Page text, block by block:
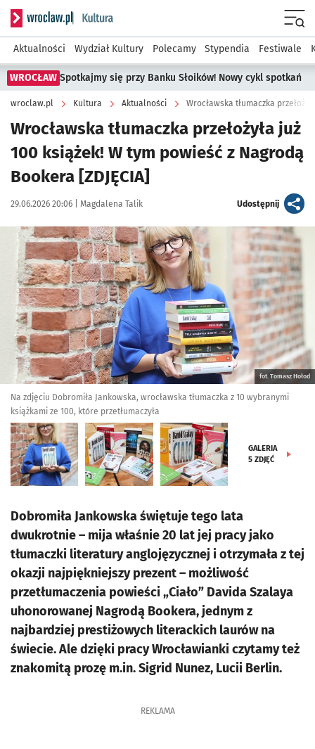
Serwis informacyjny wroclaw.pl podserwis: Kultura
Aktualności Wydział Kultury Polecamy Stypendia Festiwale
WROCŁAW Spotkajmy się przy Banku Słoików! Nowy cykl spotkań
wroclaw.pl Kultura Aktualności Wrocławska tłumaczka
Wrocławska tłumaczka przełożyła już
100 książek! W tym powieść z Nagrodą
Bookera [ZDJĘCIA]
Data publikacji:
29.06.2026 20:06 | Autor:
Magdalena Talik Udostępnijartykuł
Kliknij, aby zobaczyć galerię
fot. Tomasz Hołod
Na zdjęciu Dobromiła Jankowska, wrocławska tłumaczka z 10 wybranymi
książkami ze 100, które przetłumaczyła
GALERIA
5 ZDJĘĆ
Dobromiła Jankowska świętuje tego lata
dwukrotnie – mija właśnie 20 lat jej pracy jako
tłumaczki literatury anglojęzycznej i otrzymała z tej
okazji najpiękniejszy prezent – możliwość
przetłumaczenia powieści „Ciało” Davida Szalaya
uhonorowanej Nagrodą Bookera, jednym z
najbardziej prestiżowych literackich laurów na
świecie. Ale dzięki pracy Wrocławianki czytamy też
znakomitą prozę m.in. Sigrid Nunez, Lucii Berlin.
REKLAMA